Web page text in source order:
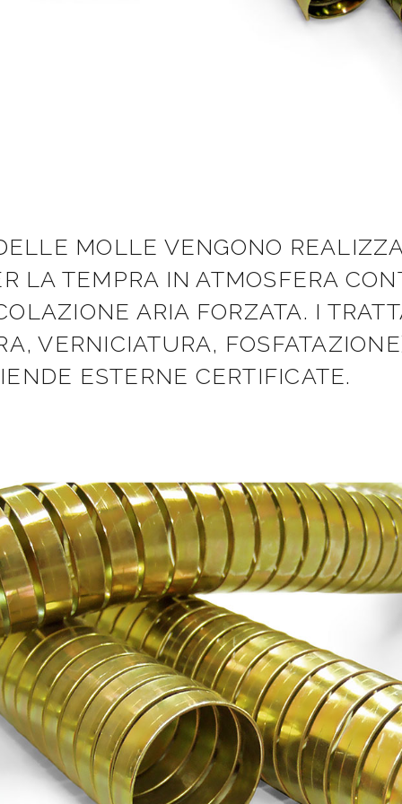
MOLLE VENGONO
LA TEMPRA IN ATMOSFERA
ARIA FORZATA. I
VERNICIATURA,
ESTERNE CERTIFICATE.